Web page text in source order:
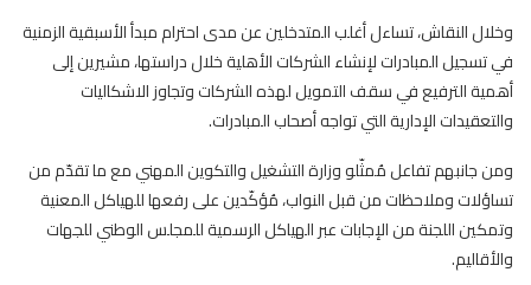
وخلال النقاش، تساءل أغلب المتدخلين عن مدى احترام مبدأ الأسبقية الزمنية
في تسجيل المبادرات لإنشاء الشركات الأهلية خلال دراستها، مشيرين إلى
أهمية الترفيع في سقف التمويل لهذه الشركات وتجاوز الاشكاليات
والتعقيدات الإدارية التي تواجه أصحاب المبادرات.
ومن جانبهم تفاعل مُمثّلو وزارة التشغيل والتكوين المهني مع ما تقدّم من
تساؤلات وملاحظات من قبل النواب، مُؤكّدين على رفعها للهياكل المعنية
وتمكين اللجنة من الإجابات عبر الهياكل الرسمية للمجلس الوطني للجهات
والأقاليم.